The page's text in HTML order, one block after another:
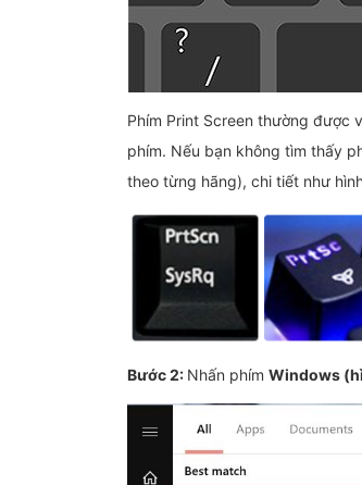
Phím Print Screen thường được
phím. Nếu bạn không tìm thấy
theo từng hãng), chi tiết như
Bước 2: Nhấn phím Windows